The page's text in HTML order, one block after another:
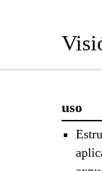
uso